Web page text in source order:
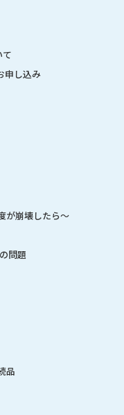
て
申し込み
が崩壊したら〜
問題
品